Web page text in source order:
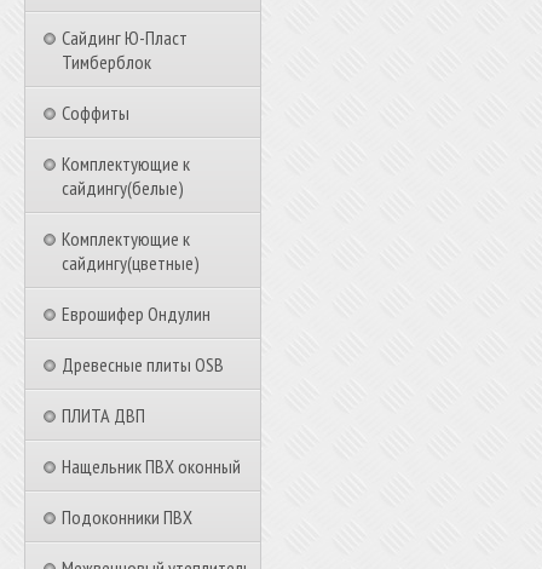
Сайдинг Ю-Пласт
Тимберблок
Соффиты
Комплектующие к
сайдингу(белые)
Комплектующие к
сайдингу(цветные)
Еврошифер Ондулин
Древесные плиты OSB
ПЛИТА ДВП
Нащельник ПВХ оконный
Подоконники ПВХ